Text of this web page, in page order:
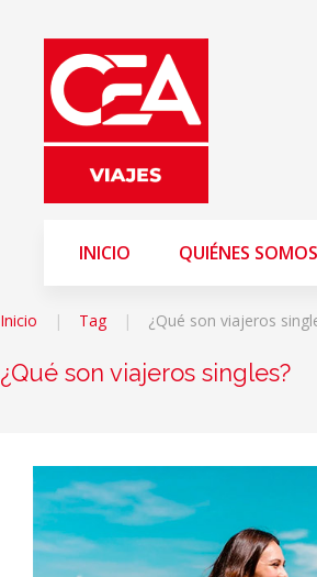
INICIO QUIÉNES SOMOS
Inicio Tag ¿Qué son viajeros
¿Qué son viajeros singles?